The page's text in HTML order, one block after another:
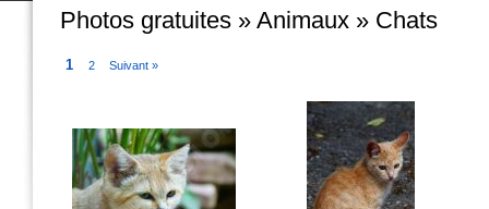
Photos gratuites » Animaux » Chats
1 2 Suivant »